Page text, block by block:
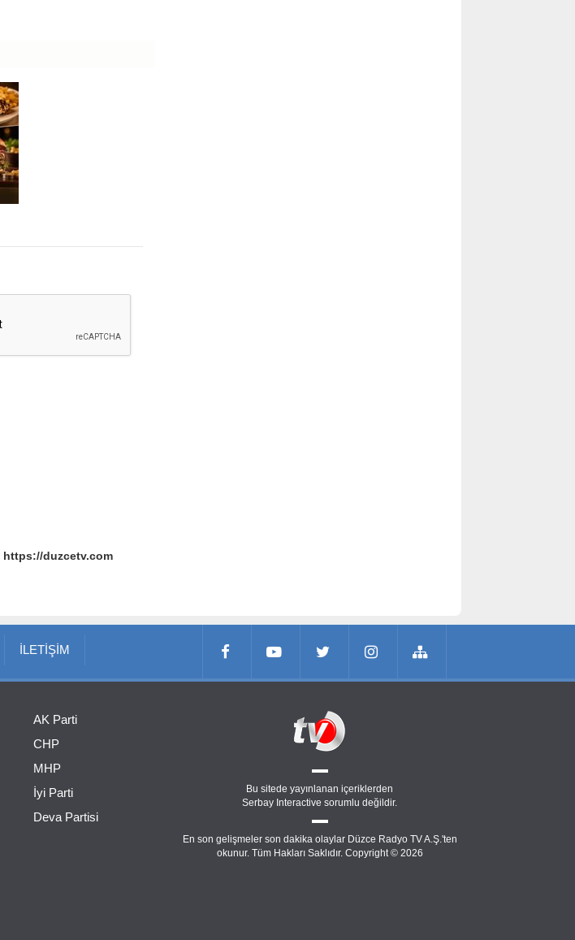
https://duzcetv.com
İLETİŞİM
AK Parti
CHP
MHP
İyi Parti
Deva Partisi
Bu sitede yayınlanan içeriklerden
Serbay Interactive sorumlu değildir.
En son gelişmeler son dakika olaylar Düzce Radyo TV A.Ş.'ten
okunur. Tüm Hakları Saklıdır. Copyright © 2026